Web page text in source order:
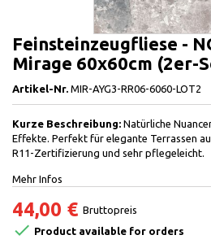
Feinsteinzeugfliese -
Mirage 60x60cm (2er-
Artikel-Nr. MIR-AYG3-RR06-6060-LOT2
Kurze Beschreibung: Natürliche
Effekte. Perfekt für elegante Terrassen
R11-Zertifizierung und sehr pflegeleicht.
Mehr Infos
44,00 € Bruttopreis
 Product available for orders